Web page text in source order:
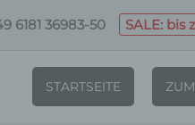
6181 36983-50 SALE: bis
STARTSEITE